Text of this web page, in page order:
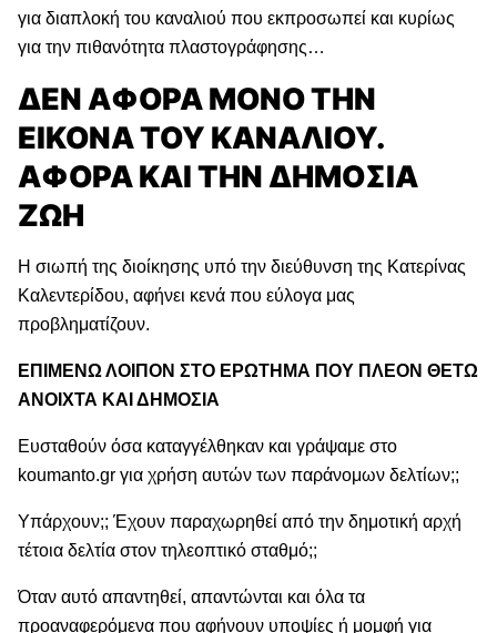
για διαπλοκή του καναλιού που εκπροσωπεί και κυρίως
για την πιθανότητα πλαστογράφησης…
ΔΕΝ ΑΦΟΡΑ ΜΟΝΟ ΤΗΝ
ΕΙΚΟΝΑ ΤΟΥ ΚΑΝΑΛΙΟΥ.
ΑΦΟΡΑ ΚΑΙ ΤΗΝ ΔΗΜΟΣΙΑ
ΖΩΗ
Η σιωπή της διοίκησης υπό την διεύθυνση της Κατερίνας
Καλεντερίδου, αφήνει κενά που εύλογα μας
προβληματίζουν.
ΕΠΙΜΕΝΩ ΛΟΙΠΟΝ ΣΤΟ ΕΡΩΤΗΜΑ ΠΟΥ ΠΛΕΟΝ ΘΕΤΩ
ΑΝΟΙΧΤΑ ΚΑΙ ΔΗΜΟΣΙΑ
Ευσταθούν όσα καταγγέλθηκαν και γράψαμε στο
koumanto.gr για χρήση αυτών των παράνομων δελτίων;;
Υπάρχουν;; Έχουν παραχωρηθεί από την δημοτική αρχή
τέτοια δελτία στον τηλεοπτικό σταθμό;;
Όταν αυτό απαντηθεί, απαντώνται και όλα τα
προαναφερόμενα που αφήνουν υποψίες ή μομφή για